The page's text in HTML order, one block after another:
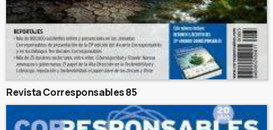
Revista Corresponsables 85